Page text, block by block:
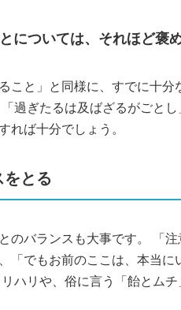
については、それほど褒
こと」と同様に、すでに十分
過ぎたるは及ばざるがごと
れば十分でしょう。
とる
のバランスも大事です。 「
「でもお前のここは、本当
ハリや、俗に言う「飴とム